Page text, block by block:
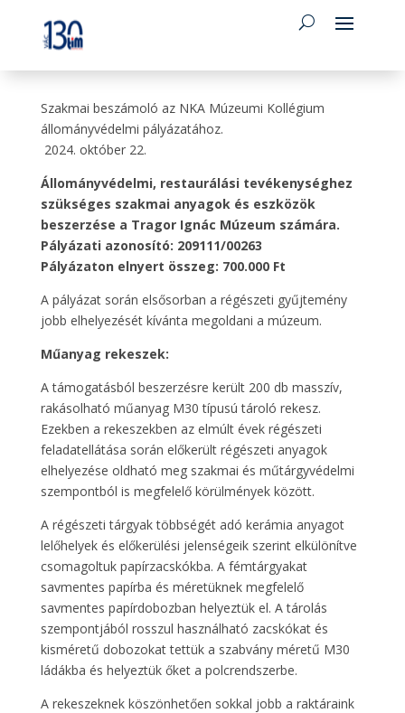
Szakmai beszámoló az NKA Múzeumi Kollégium
állományvédelmi pályázatához.
2024. október 22.
Állományvédelmi, restaurálási tevékenységhez
szükséges szakmai anyagok és eszközök
beszerzése a Tragor Ignác Múzeum számára.
Pályázati azonosító: 209111/00263
Pályázaton elnyert összeg: 700.000 Ft
A pályázat során elsősorban a régészeti gyűjtemény
jobb elhelyezését kívánta megoldani a múzeum.
Műanyag rekeszek:
A támogatásból beszerzésre került 200 db masszív,
rakásolható műanyag M30 típusú tároló rekesz.
Ezekben a rekeszekben az elmúlt évek régészeti
feladatellátása során előkerült régészeti anyagok
elhelyezése oldható meg szakmai és műtárgyvédelmi
szempontból is megfelelő körülmények között.
A régészeti tárgyak többségét adó kerámia anyagot
lelőhelyek és előkerülési jelenségeik szerint elkülönítve
csomagoltuk papírzacskókba. A fémtárgyakat
savmentes papírba és méretüknek megfelelő
savmentes papírdobozban helyeztük el. A tárolás
szempontjából rosszul használható zacskókat és
kisméretű dobozokat tettük a szabvány méretű M30
ládákba és helyeztük őket a polcrendszerbe.
A rekeszeknek köszönhetően sokkal jobb a raktáraink